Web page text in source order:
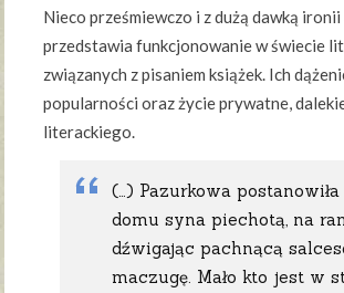
Nieco prześmiewczo i z dużą dawką
przedstawia funkcjonowanie w świecie
związanych z pisaniem książek. Ich
popularności oraz życie prywatne,
literackiego.
(…) Pazurkowa
domu syna piechotą, na
dźwigając pachnącą
maczugę. Mało kto jest w